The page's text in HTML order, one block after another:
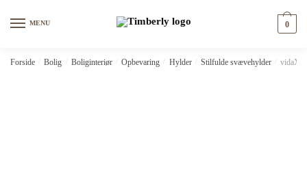
MENU 0
Forside Bolig Boliginteriør Opbevaring Hylder Stilfulde svævehylder vidaXL